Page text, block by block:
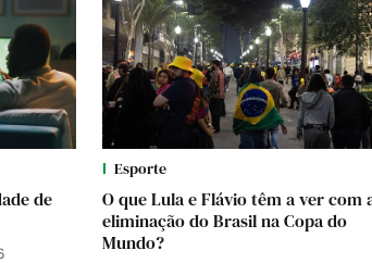
de
Esporte
O que Lula e Flávio têm a ver com
eliminação do Brasil na Copa do
Mundo?